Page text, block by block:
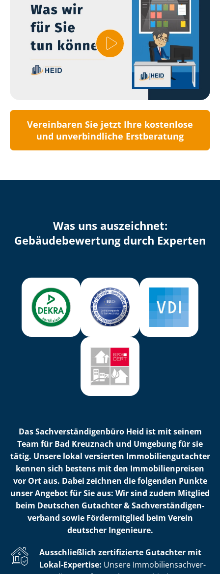
Vereinbaren Sie jetzt Ihre kostenlose
und unverbindliche Erstberatung
Was uns auszeichnet:
Ge­bäu­de­be­wer­tung durch Experten
Das Sach­ver­stän­di­gen­bü­ro Heid ist mit seinem
Team für Bad Kreuznach und Umgebung für sie
tätig. Unsere lokal versierten Im­mo­bi­li­en­gut­ach­ter
kennen sich bestens mit den Im­mo­bi­li­en­prei­sen
vor Ort aus. Dabei zeichnen die folgenden Punkte
unser Angebot für Sie aus: Wir sind zudem Mitglied
beim Deutschen Gutachter & Sach­ver­stän­di­gen­
ver­band sowie Fördermitglied beim Verein
deutscher Ingenieure.
Ausschließlich zertifizierte Gutachter mit
Lokal-Expertise: Unsere Im­mo­bi­li­en­sach­ver­